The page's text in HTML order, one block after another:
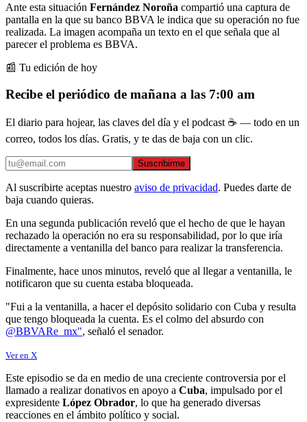
Ante esta situación Fernández Noroña compartió una captura de
pantalla en la que su banco BBVA le indica que su operación no fue
realizada. La imagen acompaña un texto en el que señala que al
parecer el problema es BBVA.
📰 Tu edición de hoy
Recibe el periódico de mañana a las 7:00 am
El diario para hojear, las claves del día y el podcast ☕ — todo en un
correo, todos los días. Gratis, y te das de baja con un clic.
Suscribirme
Al suscribirte aceptas nuestro aviso de privacidad. Puedes darte de
baja cuando quieras.
En una segunda publicación reveló que el hecho de que le hayan
rechazado la operación no era su responsabilidad, por lo que iría
directamente a ventanilla del banco para realizar la transferencia.
Finalmente, hace unos minutos, reveló que al llegar a ventanilla, le
notificaron que su cuenta estaba bloqueada.
"Fui a la ventanilla, a hacer el depósito solidario con Cuba y resulta
que tengo bloqueada la cuenta. Es el colmo del absurdo con
@BBVARe_mx", señaló el senador.
Ver en X
Este episodio se da en medio de una creciente controversia por el
llamado a realizar donativos en apoyo a Cuba, impulsado por el
expresidente López Obrador, lo que ha generado diversas
reacciones en el ámbito político y social.